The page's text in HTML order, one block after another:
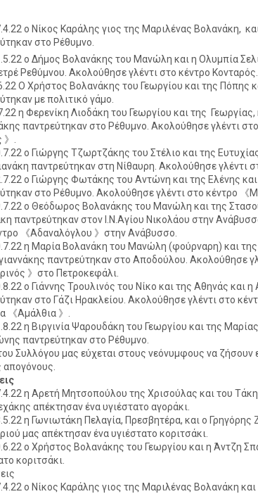
ο Νίκος Καράλης γιος της Μαριλένας Βολανάκη,
στο Ρέθυμνο.
ο Δήμος Βολανάκης του Μανώλη και η Ολυμπία
Ρεθύμνου. Ακολούθησε γλέντι στο κέντρο Κονταρός.
Ο Χρήστος Βολανάκης του Γεωργίου και της Πόπης
με πολιτικό γάμο.
η Φερενίκη Λιοδάκη του Γεωργίου και της
παντρεύτηκαν στο Ρέθυμνο. Ακολούθησε γλέντι στο
》.
ο Γιώργης Τζωρτζάκης του Στέλιο και της
παντρεύτηκαν στη Νίθαυρη. Ακολούθησε γλέντι
ο Γιώργης Φωτάκης του Αντώνη και της Ελένης
στο Ρέθυμνο. Ακολούθησε γλέντι στο κέντρο 《
ο Θεόδωρος Βολανάκης του Μανώλη και της
παντρεύτηκαν στον Ι.Ν.Αγίου Νικολάου στην
《Αδαναλόγλου 》στην Ανάβυσσο.
η Μαρία Βολανάκη του Μανώλη (φούρναρη) και
παντρεύτηκαν στο Αποδούλου. Ακολούθησε
》στο Πετροκεφάλι.
ο Γιάννης Τρουλινός του Νίκο και της Αθηνάς και
στο Γάζι Ηρακλείου. Ακολούθησε γλέντι στο
《Αμάλθια 》.
η Βιργινία Ψαρουδάκη του Γεωργίου και της
παντρεύτηκαν στο Ρέθυμνο.
Συλλόγου μας εύχεται στους νεόνυμφους να ζήσουν
απογόνους.
η Αρετή Μητσοπούλου της Χρισούλας και του
απέκτησαν ένα υγιέστατο αγοράκι.
η Γωνιωτάκη Πελαγία, Πρεσβητέρα, και ο Γρηγόρης
μας απέκτησαν ένα υγιέστατο κοριτσάκι.
ο Χρήστος Βολανάκης του Γεωργίου και η Άντζη
κοριτσάκι.
ο Νίκος Καράλης γιος της Μαριλένας Βολανάκη